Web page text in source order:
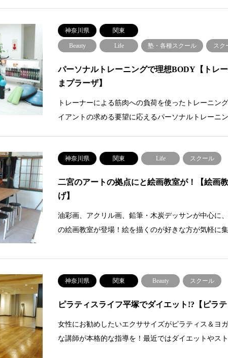
神奈川県 関東
Beauty Life 塾・各種スクール スク
パーソナルトレーニングで理想BODY【トレ
まプラーザ】
トレーナーによる筋肉への負荷を使ったトレーニン
イアントの求める要望に応えるパーソナルトレーニ
神奈川県 関東 Life スクール
二宮のアートの拠点にと絵画教室が！【絵画
げ】
油彩画、アクリル画、鉛筆・木炭デッサンが中心に
の絵画教室が登場！絵を描くのが好きな方が気軽に
神奈川県 関東 Beauty スクール
ピラティスライフ平塚でダイエット!?【ピラテ
女性にお勧めしたいエクササイズがピラティス＆ヨ
な講師が本格的な指導を！最近ではダイエットやス